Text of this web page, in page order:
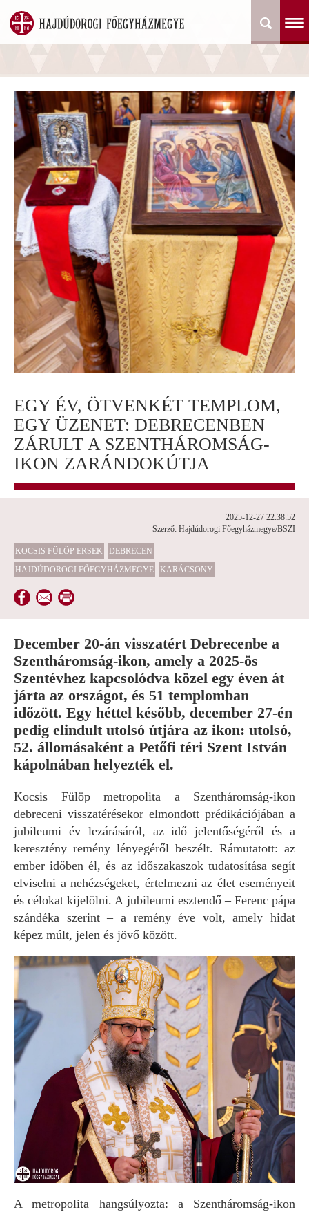
EGY ÉV, ÖTVENKÉT TEMPLOM,
EGY ÜZENET: DEBRECENBEN
ZÁRULT A SZENTHÁROMSÁG-
IKON ZARÁNDOKÚTJA
2025-12-27 22:38:52
Szerző: Hajdúdorogi Főegyházmegye/BSZI
KOCSIS FÜLÖP ÉRSEK
DEBRECEN
HAJDÚDOROGI FŐEGYHÁZMEGYE
KARÁCSONY
December 20-án visszatért Debrecenbe a
Szentháromság-ikon, amely a 2025-ös
Szentévhez kapcsolódva közel egy éven át
járta az országot, és 51 templomban
időzött. Egy héttel később, december 27-én
pedig elindult utolsó útjára az ikon: utolsó,
52. állomásaként a Petőfi téri Szent István
kápolnában helyezték el.
Kocsis Fülöp metropolita a Szentháromság-ikon
debreceni visszatérésekor elmondott prédikációjában a
jubileumi év lezárásáról, az idő jelentőségéről és a
keresztény remény lényegéről beszélt. Rámutatott: az
ember időben él, és az időszakaszok tudatosítása segít
elviselni a nehézségeket, értelmezni az élet eseményeit
és célokat kijelölni. A jubileumi esztendő – Ferenc pápa
szándéka szerint – a remény éve volt, amely hidat
képez múlt, jelen és jövő között.
A metropolita hangsúlyozta: a Szentháromság-ikon